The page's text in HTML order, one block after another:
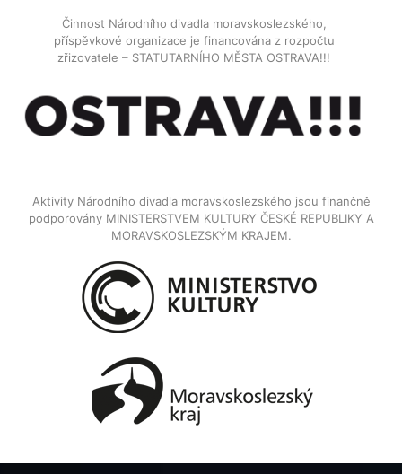
Činnost Národního divadla moravskoslezského,
příspěvkové organizace je financována z rozpočtu
zřizovatele – STATUTARNÍHO MĚSTA OSTRAVA!!!
Aktivity Národního divadla moravskoslezského jsou finančně
podporovány MINISTERSTVEM KULTURY ČESKÉ REPUBLIKY A
MORAVSKOSLEZSKÝM KRAJEM.